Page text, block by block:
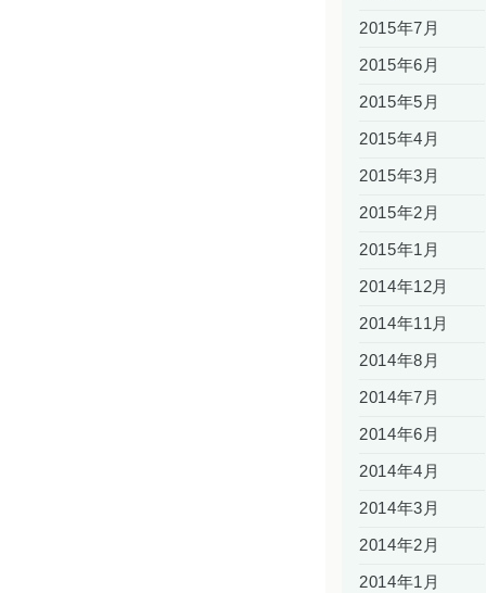
2015年7月
2015年6月
2015年5月
2015年4月
2015年3月
2015年2月
2015年1月
2014年12月
2014年11月
2014年8月
2014年7月
2014年6月
2014年4月
2014年3月
2014年2月
2014年1月